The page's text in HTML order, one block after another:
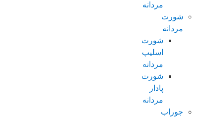
مردانه
شورت
مردانه
شورت
اسلیپ
مردانه
شورت
پادار
مردانه
جوراب